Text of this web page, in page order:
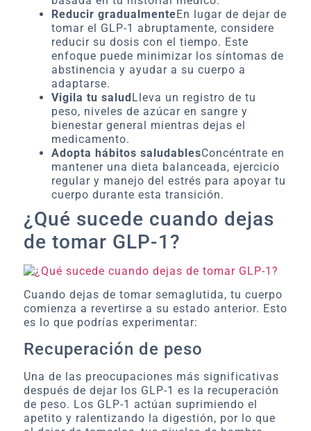
Reducir gradualmenteEn lugar de dejar de
tomar el GLP-1 abruptamente, considere
reducir su dosis con el tiempo. Este
enfoque puede minimizar los síntomas de
abstinencia y ayudar a su cuerpo a
adaptarse.
Vigila tu saludLleva un registro de tu
peso, niveles de azúcar en sangre y
bienestar general mientras dejas el
medicamento.
Adopta hábitos saludablesConcéntrate en
mantener una dieta balanceada, ejercicio
regular y manejo del estrés para apoyar tu
cuerpo durante esta transición.
¿Qué sucede cuando dejas
de tomar GLP-1?
Cuando dejas de tomar semaglutida, tu cuerpo
comienza a revertirse a su estado anterior. Esto
es lo que podrías experimentar:
Recuperación de peso
Una de las preocupaciones más significativas
después de dejar los GLP-1 es la recuperación
de peso. Los GLP-1 actúan suprimiendo el
apetito y ralentizando la digestión, por lo que